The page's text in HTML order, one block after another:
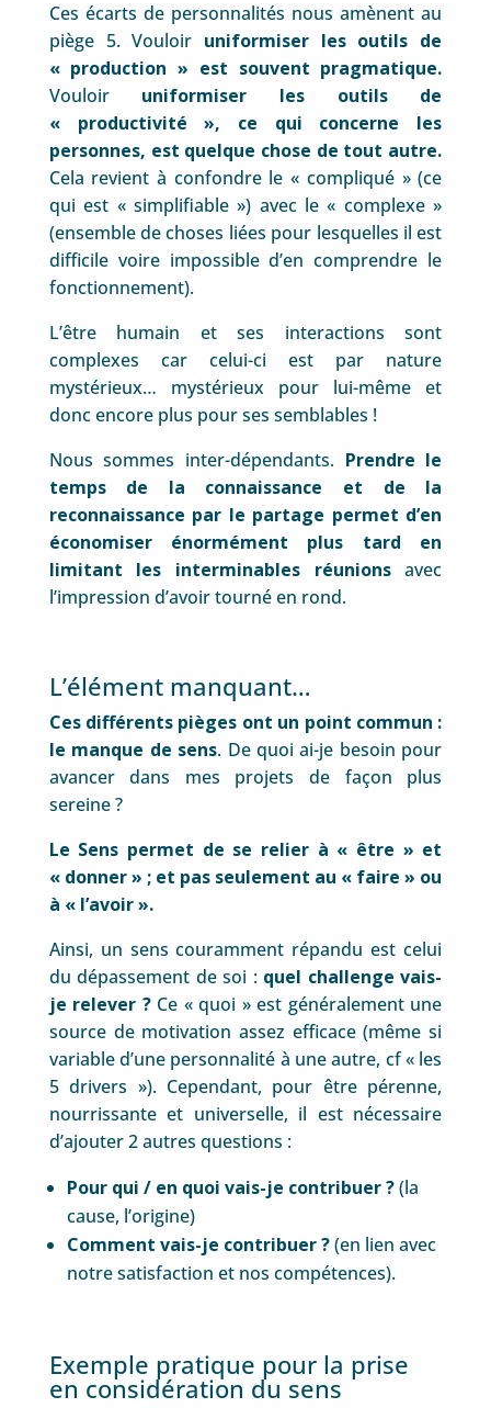
Ces écarts de personnalités nous amènent au
piège 5. Vouloir uniformiser les outils de
« production » est souvent pragmatique.
Vouloiruniformiser les outils de
« productivité », ce qui concerne les
personnes, est quelque chose de tout autre.
Cela revient à confondre le « compliqué » (ce
qui est « simplifiable ») avec le « complexe »
(ensemble de choses liées pour lesquelles il est
difficile voire impossible d’en comprendre le
fonctionnement).
L’être humain et ses interactions sont
complexes car celui-ci est par nature
mystérieux… mystérieux pour lui-même et
donc encore plus pour ses semblables !
Nous sommes inter-dépendants. Prendre le
temps de la connaissance et de la
reconnaissance par le partage permet d’en
économiser énormément plus tard en
limitant les interminables réunionsavec
l’impression d’avoir tourné en rond.
L’élément manquant…
Ces différents pièges ont un point commun :
le manque de sens. De quoi ai-je besoin pour
avancer dans mes projets de façon plus
sereine ?
Le Sens permet de se relier à « être » et
« donner » ; et pas seulement au « faire » ou
à « l’avoir ».
Ainsi, un sens couramment répandu est celui
du dépassement de soi : quel challenge vais-
je relever ? Ce « quoi » est généralement une
source de motivation assez efficace (même si
variable d’une personnalité à une autre, cf « les
5 drivers »). Cependant, pour être pérenne,
nourrissante et universelle, il est nécessaire
d’ajouter 2 autres questions :
Pour qui / en quoi vais-je contribuer ?(la
cause, l’origine)
Comment vais-je contribuer ?(en lien avec
notre satisfaction et nos compétences).
Exemple pratique pour la prise
en considération du sens